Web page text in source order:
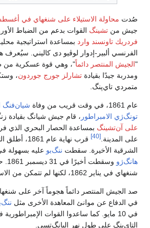
صُدت محاولة الاستيلاء على شنغهاي في أغسطس
جيش من تشينگ القوات بدعم من الضباط
فردريك تاونسند وارد بمساعدة استراتيجية
الفرنسي ألبير-إدوار لوڤيو دى كاليني. سيُعرف
"الجيش المنتصر دائماً"، وهي قوة عسكرية من
ومدربة جيدًا بقيادة تشارلز جورج جوردون،
متمردي تاي‌پنگ.
عام 1861، في وقت قريب من وفاة شيان‌فنگ
تونگ‌ژي الامبراطور ، قام جيش شيانگ بقيادة
على آن‌تشينگ بمساعدة الحصار البحري الذي
على المدينة. [40]
قرب نهاية عام
الشرقية الأخيرة. سقطت ننگ‌بو عليه بسهولة في 9 ديسمبر،
هانگ‌ژو
شنغهاي في يناير 1862، لكنها لم تتمكن من الاستيلاء عليها.
في الدفاع عن موانئ المعاهدة الأخرى مثل
في 10 مايو. كما ساعدوا القوات
التاي‌پنگ على طول نهر اليانگ‌تسى.